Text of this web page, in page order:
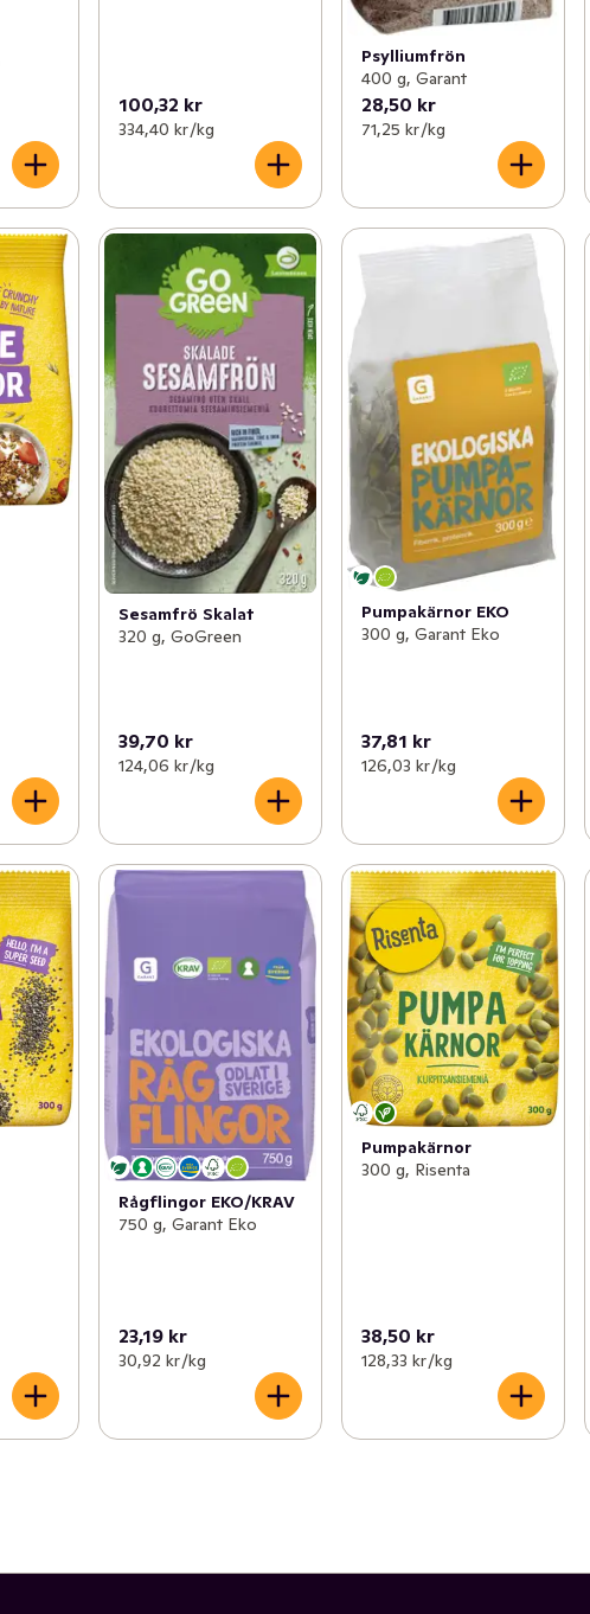
100,32 kr
334,40 kr /kg
Psylliumfrön
400 g, Garant
28,50 kr
71,25 kr /kg
Sesamfrö Skalat
320 g, GoGreen
39,70 kr
124,06 kr /kg
Pumpakärnor EKO
300 g, Garant Eko
37,81 kr
126,03 kr /kg
Rågflingor EKO/KRAV
750 g, Garant Eko
23,19 kr
30,92 kr /kg
Pumpakärnor
300 g, Risenta
38,50 kr
128,33 kr /kg